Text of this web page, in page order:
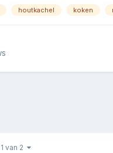
houtkachel koken
van 2